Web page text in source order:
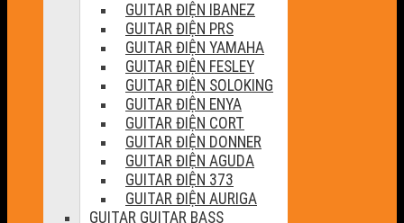
GUITAR ĐIỆN IBANEZ
GUITAR ĐIỆN PRS
GUITAR ĐIỆN YAMAHA
GUITAR ĐIỆN FESLEY
GUITAR ĐIỆN SOLOKING
GUITAR ĐIỆN ENYA
GUITAR ĐIỆN CORT
GUITAR ĐIỆN DONNER
GUITAR ĐIỆN AGUDA
GUITAR ĐIỆN 373
GUITAR ĐIỆN AURIGA
GUITAR GUITAR BASS